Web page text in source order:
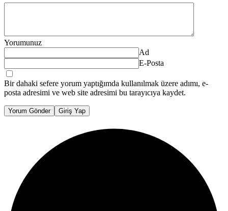
Yorumunuz
Ad
E-Posta
Bir dahaki sefere yorum yaptığımda kullanılmak üzere adımı, e-
posta adresimi ve web site adresimi bu tarayıcıya kaydet.
Yorum Gönder Giriş Yap